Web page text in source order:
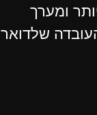
ומערך
שלדואר